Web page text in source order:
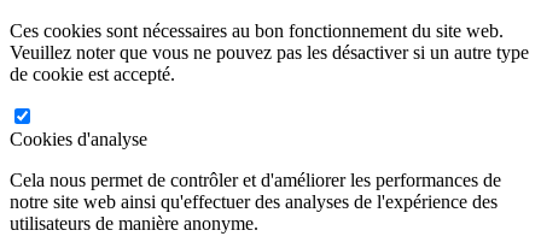
Ces cookies sont nécessaires au bon fonctionnement du site web.
Veuillez noter que vous ne pouvez pas les désactiver si un autre type
de cookie est accepté.
Cookies d'analyse
Cela nous permet de contrôler et d'améliorer les performances de
notre site web ainsi qu'effectuer des analyses de l'expérience des
utilisateurs de manière anonyme.